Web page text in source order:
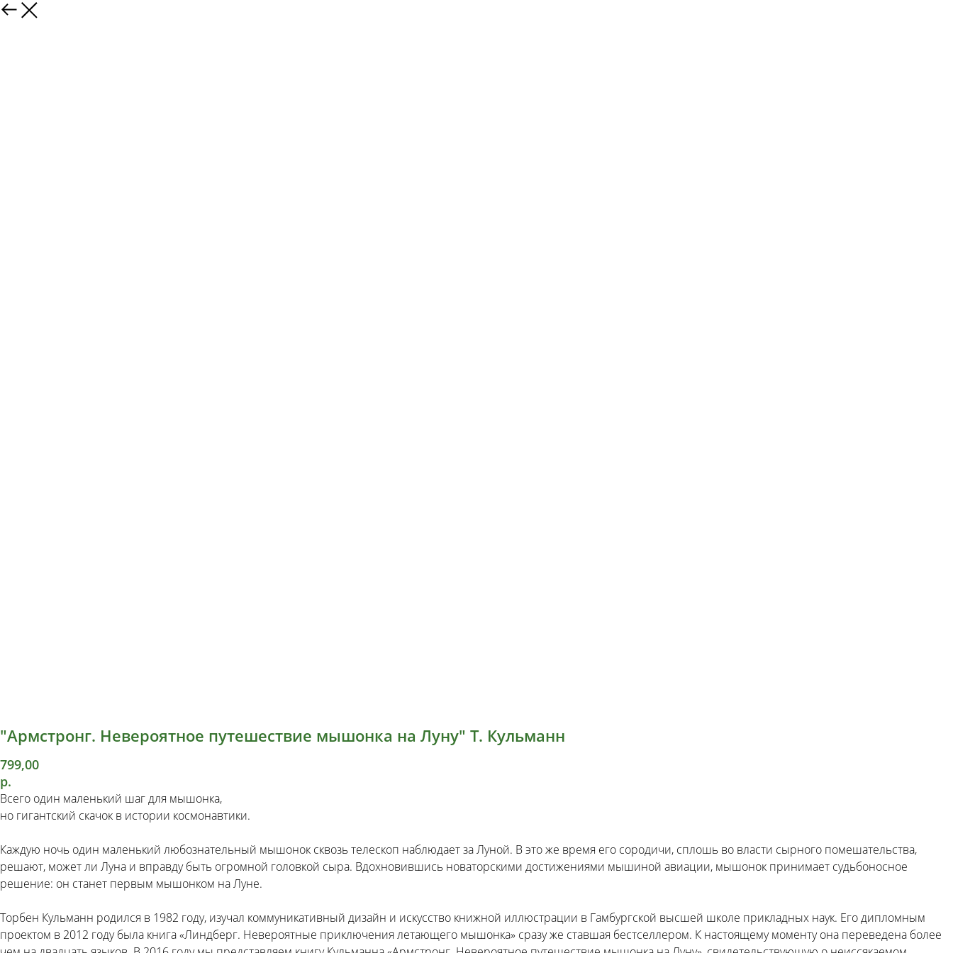
"Армстронг. Невероятное путешествие мышонка на Луну" Т. Кульманн
799,00
р.
Всего один маленький шаг для мышонка,
но гигантский скачок в истории космонавтики.
Каждую ночь один маленький любознательный мышонок сквозь телескоп наблюдает за Луной. В это же время его сородичи, сплошь во власти сырного помешательства,
решают, может ли Луна и вправду быть огромной головкой сыра. Вдохновившись новаторскими достижениями мышиной авиации, мышонок принимает судьбоносное
решение: он станет первым мышонком на Луне.
Торбен Кульманн родился в 1982 году, изучал коммуникативный дизайн и искусство книжной иллюстрации в Гамбургской высшей школе прикладных наук. Его дипломным
проектом в 2012 году была книга «Линдберг. Невероятные приключения летающего мышонка» сразу же ставшая бестселлером. К настоящему моменту она переведена более